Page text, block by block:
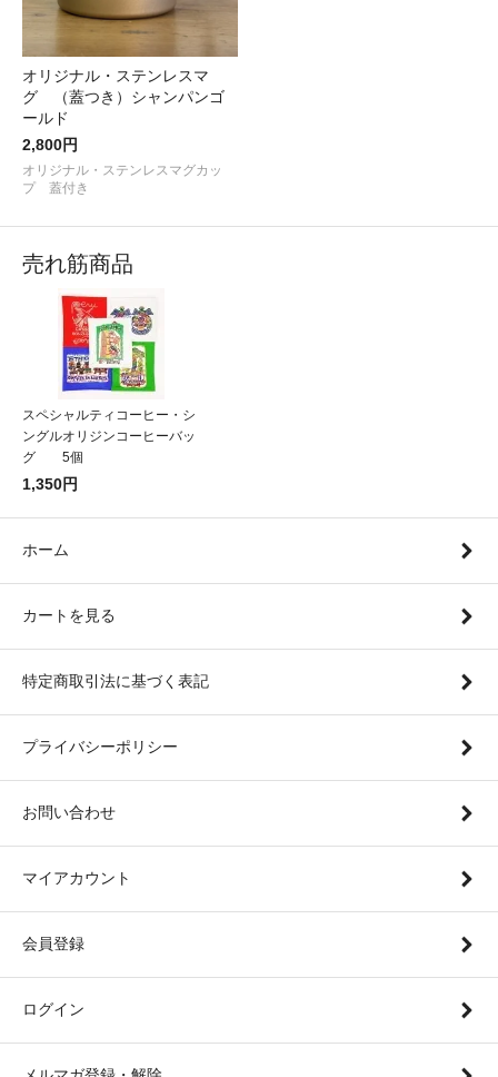
オリジナル・ステンレスマ
グ （蓋つき）シャンパンゴ
ールド
2,800円
オリジナル・ステンレスマグカッ
プ 蓋付き
売れ筋商品
スペシャルティコーヒー・シ
ングルオリジンコーヒーバッ
グ 5個
1,350円
ホーム
カートを見る
特定商取引法に基づく表記
プライバシーポリシー
お問い合わせ
マイアカウント
会員登録
ログイン